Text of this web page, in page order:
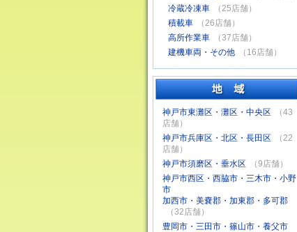
冷蔵冷凍車
（25店舗）
積載車
（26店舗）
高所作業車
（37店舗）
建機車両・その他
（16店舗）
神戸市東灘区・灘区・中央区
（43
店舗）
神戸市兵庫区・北区・長田区
（22
店舗）
神戸市須磨区・垂水区
（9店舗）
神戸市西区・西脇市・三木市・小野
市
加西市・美嚢郡・加東郡・多可郡
（32店舗）
豊岡市・三田市・篠山市・養父市